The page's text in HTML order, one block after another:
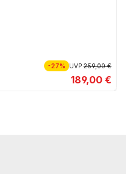
-27% UVP259,00 €
189,00 €